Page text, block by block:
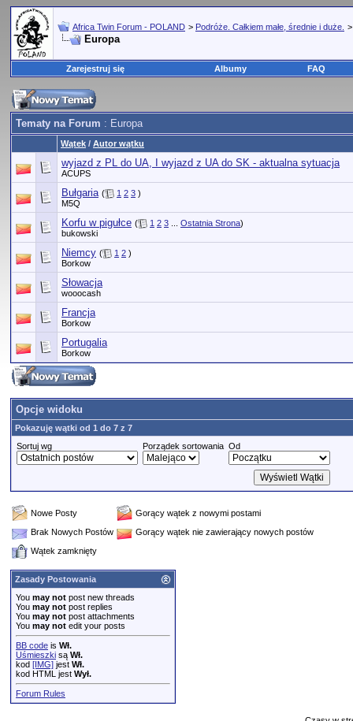
Africa Twin Forum - POLAND > Podróże. Całkiem małe, średnie i duże.
Europa
Zarejestruj się Albumy FAQ
Tematy na Forum : Europa
Wątek / Autor wątku
wyjazd z PL do UA, I wyjazd z UA do SK - aktualna sytuacja
ACUPS
Bułgaria ( 1 2 3 )
M5Q
Korfu w pigułce ( 1 2 3 Ostatnia Strona)
bukowski
Niemcy ( 1 2 )
Borkow
Słowacja
wooocash
Francja
Borkow
Portugalia
Borkow
Opcje widoku
Pokazuję wątki od 1 do 7 z 7
Sortuj wg
Porządek sortowania Od
Nowe Posty
Gorący wątek z nowymi postami
Brak Nowych Postów
Gorący wątek nie zawierający nowych postów
Wątek zamknięty
Zasady Postowania
You may not post new threads
You may not post replies
You may not post attachments
You may not edit your posts
BB code is Wł.
Uśmieszki są Wł.
kod [IMG] jest Wł.
kod HTML jest Wył.
Forum Rules